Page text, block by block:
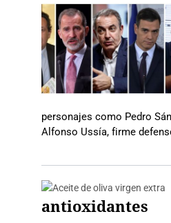
personajes como Pedro
Alfonso Ussía, firme
antioxidantes